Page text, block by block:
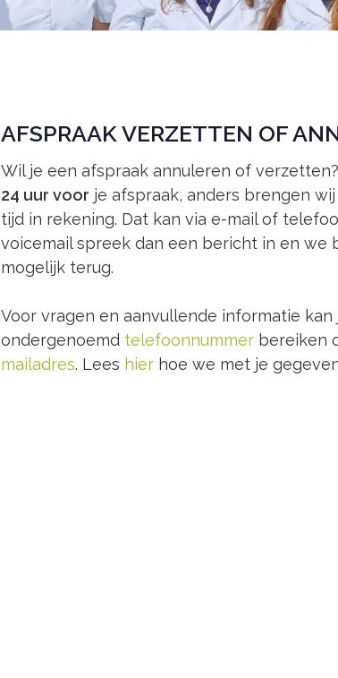
AFSPRAAK VERZETTEN OF
Wil je een afspraak annuleren of
24 uur voor je afspraak, anders brengen
tijd in rekening. Dat kan via e-mail of
voicemail spreek dan een bericht in en we
mogelijk terug.
Voor vragen en aanvullende informatie kan
ondergenoemd telefoonnummer bereiken
mailadres. Lees hier hoe we met je